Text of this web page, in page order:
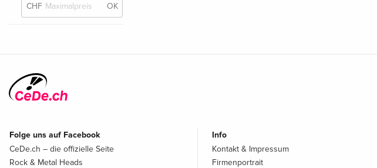
CHF OK
Folge uns auf Facebook
CeDe.ch – die offizielle Seite
Rock & Metal Heads
Info
Kontakt & Impressum
Firmenportrait